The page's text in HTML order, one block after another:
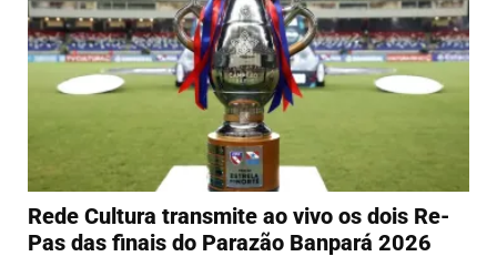
Rede Cultura transmite ao vivo os dois Re-
Pas das finais do Parazão Banpará 2026